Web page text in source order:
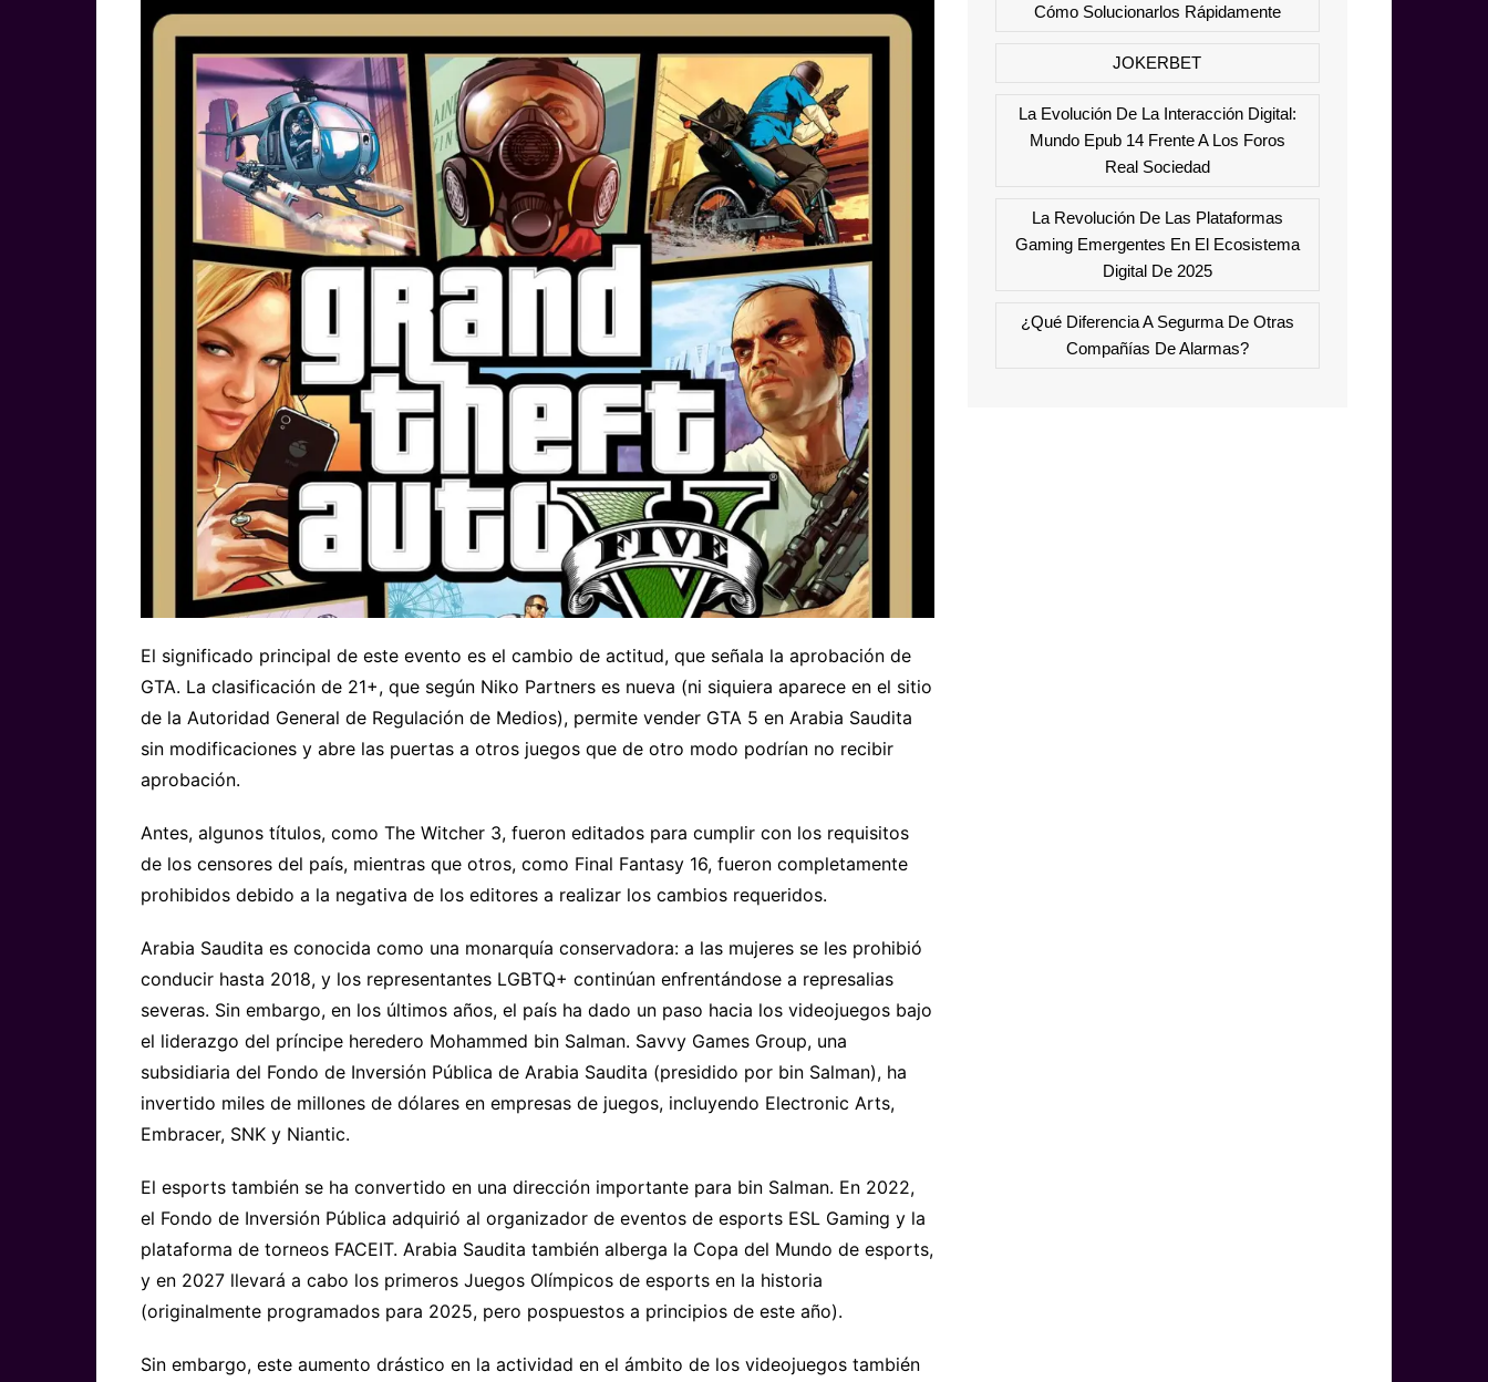
El significado principal de este evento es el cambio de actitud, que señala la aprobación de
GTA. La clasificación de 21+, que según Niko Partners es nueva (ni siquiera aparece en el sitio
de la Autoridad General de Regulación de Medios), permite vender GTA 5 en Arabia Saudita
sin modificaciones y abre las puertas a otros juegos que de otro modo podrían no recibir
aprobación.
Antes, algunos títulos, como The Witcher 3, fueron editados para cumplir con los requisitos
de los censores del país, mientras que otros, como Final Fantasy 16, fueron completamente
prohibidos debido a la negativa de los editores a realizar los cambios requeridos.
Arabia Saudita es conocida como una monarquía conservadora: a las mujeres se les prohibió
conducir hasta 2018, y los representantes LGBTQ+ continúan enfrentándose a represalias
severas. Sin embargo, en los últimos años, el país ha dado un paso hacia los videojuegos bajo
el liderazgo del príncipe heredero Mohammed bin Salman. Savvy Games Group, una
subsidiaria del Fondo de Inversión Pública de Arabia Saudita (presidido por bin Salman), ha
invertido miles de millones de dólares en empresas de juegos, incluyendo Electronic Arts,
Embracer, SNK y Niantic.
El esports también se ha convertido en una dirección importante para bin Salman. En 2022,
el Fondo de Inversión Pública adquirió al organizador de eventos de esports ESL Gaming y la
plataforma de torneos FACEIT. Arabia Saudita también alberga la Copa del Mundo de esports,
y en 2027 llevará a cabo los primeros Juegos Olímpicos de esports en la historia
(originalmente programados para 2025, pero pospuestos a principios de este año).
Sin embargo, este aumento drástico en la actividad en el ámbito de los videojuegos también
Cómo Solucionarlos Rápidamente
JOKERBET
La Evolución De La Interacción Digital:
Mundo Epub 14 Frente A Los Foros
Real Sociedad
La Revolución De Las Plataformas
Gaming Emergentes En El Ecosistema
Digital De 2025
¿Qué Diferencia A Segurma De Otras
Compañías De Alarmas?